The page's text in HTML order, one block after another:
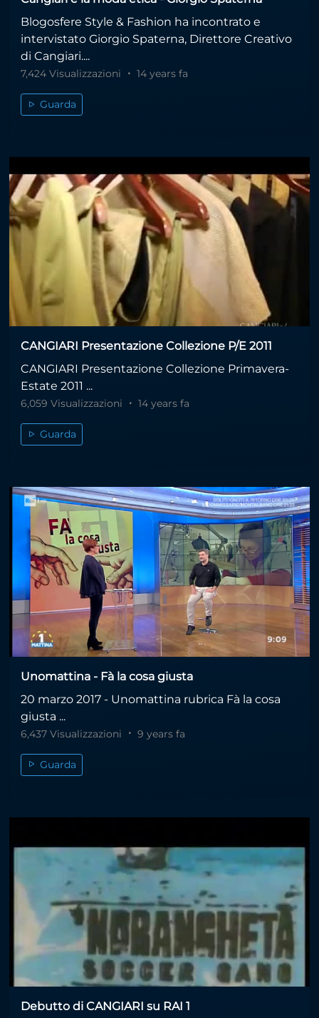
Blogosfere Style & Fashion ha incontrato e
intervistato Giorgio Spaterna, Direttore Creativo
di Cangiari....
7,424 Visualizzazioni 14 years fa
Guarda
CANGIARI Presentazione Collezione P/E 2011
CANGIARI Presentazione Collezione Primavera-
Estate 2011 ...
6,059 Visualizzazioni 14 years fa
Guarda
Unomattina - Fà la cosa giusta
20 marzo 2017 - Unomattina rubrica Fà la cosa
giusta ...
6,437 Visualizzazioni 9 years fa
Guarda
Debutto di CANGIARI su RAI 1